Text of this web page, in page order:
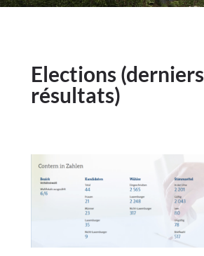
Elections (derniers
résultats)